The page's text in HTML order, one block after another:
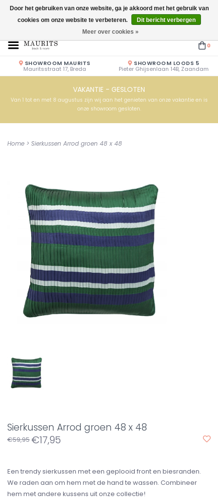
Openingstijden: Vrijdag & Zaterdag 10.00u - 17.00u of op afspraak!
0
SHOWROOM MAURITS
Mauritsstraat 17, Breda
SHOWROOM LOODS 5
Pieter Ghijsenlaan 14B, Zaandam
VAKANTIE - GESLOTEN
Van 1 tot en met 8 augustus zijn wij aan het genieten van onze vakantie en is
onze showroom gesloten.
Home > Sierkussen Arrod groen 48 x 48
Sierkussen Arrod groen 48 x 48
€59,95 €17,95
Een trendy sierkussen met een geplooid front en biesranden.
We raden aan om hem met de hand te wassen. Combineer
hem met andere kussens uit onze collectie!
Door het gebruiken van onze website, ga je akkoord met het gebruik van
cookies om onze website te verbeteren.
Dit bericht verbergen
Meer over cookies »